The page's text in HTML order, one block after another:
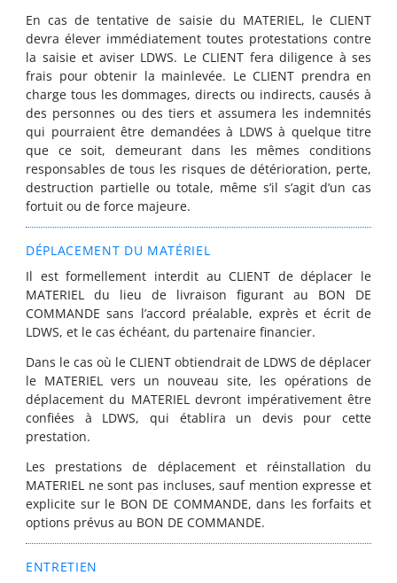
En cas de tentative de saisie du MATERIEL, le CLIENT
devra élever immédiatement toutes protestations contre
la saisie et aviser LDWS. Le CLIENT fera diligence à ses
frais pour obtenir la mainlevée. Le CLIENT prendra en
charge tous les dommages, directs ou indirects, causés à
des personnes ou des tiers et assumera les indemnités
qui pourraient être demandées à LDWS à quelque titre
que ce soit, demeurant dans les mêmes conditions
responsables de tous les risques de détérioration, perte,
destruction partielle ou totale, même s’il s’agit d’un cas
fortuit ou de force majeure.
DÉPLACEMENT DU MATÉRIEL
Il est formellement interdit au CLIENT de déplacer le
MATERIEL du lieu de livraison figurant au BON DE
COMMANDE sans l’accord préalable, exprès et écrit de
LDWS, et le cas échéant, du partenaire financier.
Dans le cas où le CLIENT obtiendrait de LDWS de déplacer
le MATERIEL vers un nouveau site, les opérations de
déplacement du MATERIEL devront impérativement être
confiées à LDWS, qui établira un devis pour cette
prestation.
Les prestations de déplacement et réinstallation du
MATERIEL ne sont pas incluses, sauf mention expresse et
explicite sur le BON DE COMMANDE, dans les forfaits et
options prévus au BON DE COMMANDE.
ENTRETIEN